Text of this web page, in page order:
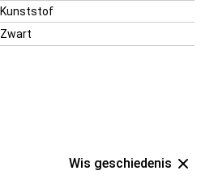
Kunststof
Zwart
Wis geschiedenis